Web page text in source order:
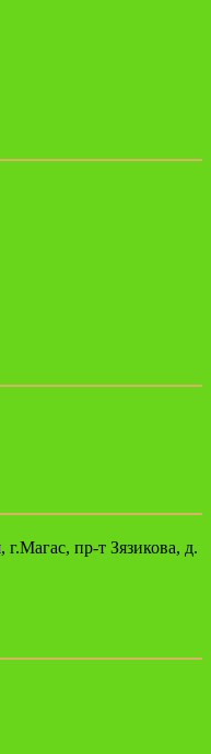
пр-т Зязикова, д.